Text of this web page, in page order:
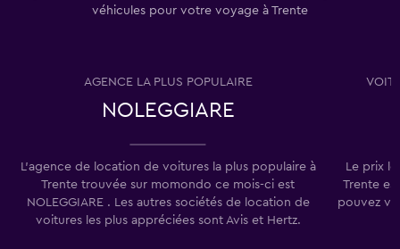
véhicules pour votre voyage à Trente
AGENCE LA PLUS POPULAIRE
NOLEGGIARE
L'agence de location de voitures la plus populaire à
Trente trouvée sur momondo ce mois-ci est
NOLEGGIARE . Les autres sociétés de location de
voitures les plus appréciées sont Avis et Hertz.
Le prix
Trente
pouvez